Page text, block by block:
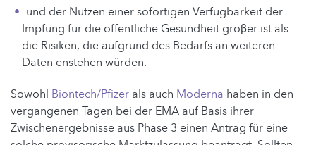
und der Nutzen einer sofortigen Verfügbarkeit der
Impfung für die öffentliche Gesundheit gröβer ist als
die Risiken, die aufgrund des Bedarfs an weiteren
Daten enstehen würden.
Sowohl Biontech/Pfizer als auch Moderna haben in den
vergangenen Tagen bei der EMA auf Basis ihrer
Zwischenergebnisse aus Phase 3 einen Antrag für eine